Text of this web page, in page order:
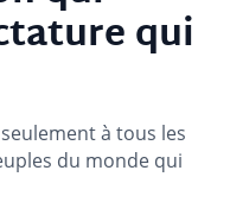
qui
à tous les
du monde qui